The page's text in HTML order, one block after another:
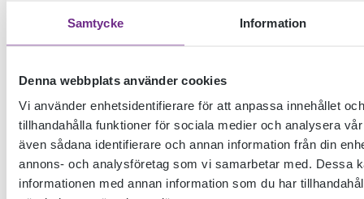
Samtycke Information
Denna webbplats använder cookies
Vi använder enhetsidentifierare för att anpassa innehållet
tillhandahålla funktioner för sociala medier och analysera
även sådana identifierare och annan information från din
annons- och analysföretag som vi samarbetar med. Dessa
informationen med annan information som du har
Profilkurser
Seniorkursen
Skrivarskolan
Sommarkurser
ARKIV